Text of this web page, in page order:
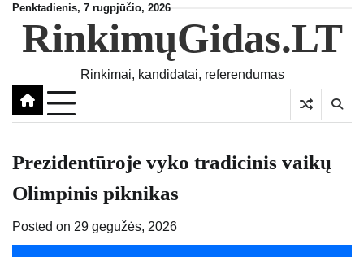
Skip
content
Penktadienis, 7 rugpjūčio, 2026
RinkimųGidas.LT
Rinkimai, kandidatai, referendumas
Prezidentūroje vyko tradicinis vaikų
Olimpinis piknikas
Posted on 29 gegužės, 2026